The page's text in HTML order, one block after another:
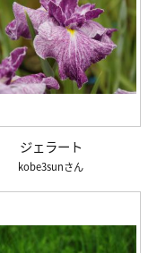
ジェラート
kobe3sun